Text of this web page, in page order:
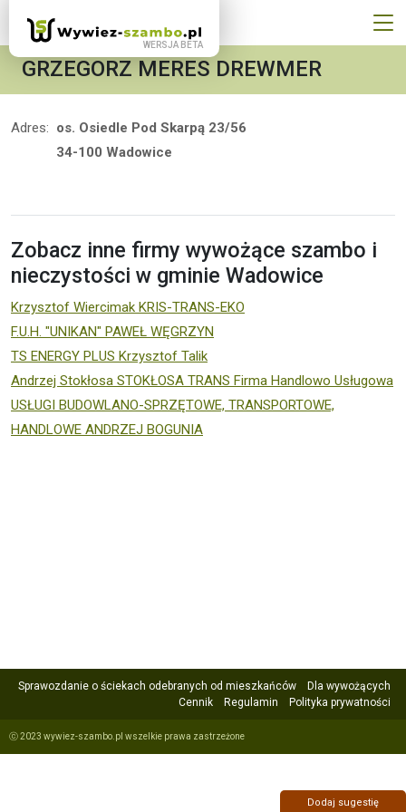
GRZEGORZ MERES DREWMER
Adres: os. Osiedle Pod Skarpą 23/56
34-100 Wadowice
Zobacz inne firmy wywożące szambo i
nieczystości w gminie Wadowice
Krzysztof Wiercimak KRIS-TRANS-EKO
F.U.H. "UNIKAN" PAWEŁ WĘGRZYN
TS ENERGY PLUS Krzysztof Talik
Andrzej Stokłosa STOKŁOSA TRANS Firma Handlowo Usługowa
USŁUGI BUDOWLANO-SPRZĘTOWE, TRANSPORTOWE,
HANDLOWE ANDRZEJ BOGUNIA
Sprawozdanie o ściekach odebranych od mieszkańców
Dla wywożących
Cennik
Regulamin Polityka prywatności
ⓒ 2023 wywiez-szambo.pl wszelkie prawa zastrzeżone
Dodaj sugestię